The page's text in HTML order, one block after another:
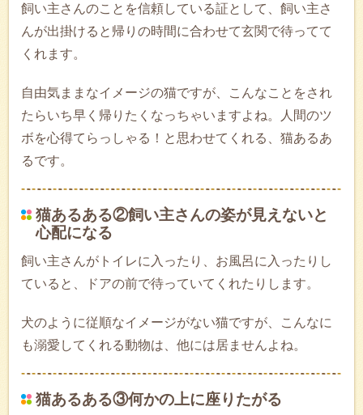
飼い主さんのことを信頼している証として、飼い主さ
んが出掛けると帰りの時間に合わせて玄関で待ってて
くれます。
自由気ままなイメージの猫ですが、こんなことをされ
たらいち早く帰りたくなっちゃいますよね。人間のツ
ボを心得てらっしゃる！と思わせてくれる、猫あるあ
るです。
猫あるある②飼い主さんの姿が見えないと
心配になる
飼い主さんがトイレに入ったり、お風呂に入ったりし
ていると、ドアの前で待っていてくれたりします。
犬のように従順なイメージがない猫ですが、こんなに
も溺愛してくれる動物は、他には居ませんよね。
猫あるある③何かの上に座りたがる